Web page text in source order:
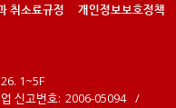
취소료규정 개인정보보호정책
1~5F
신고번호: 2006-05094 /